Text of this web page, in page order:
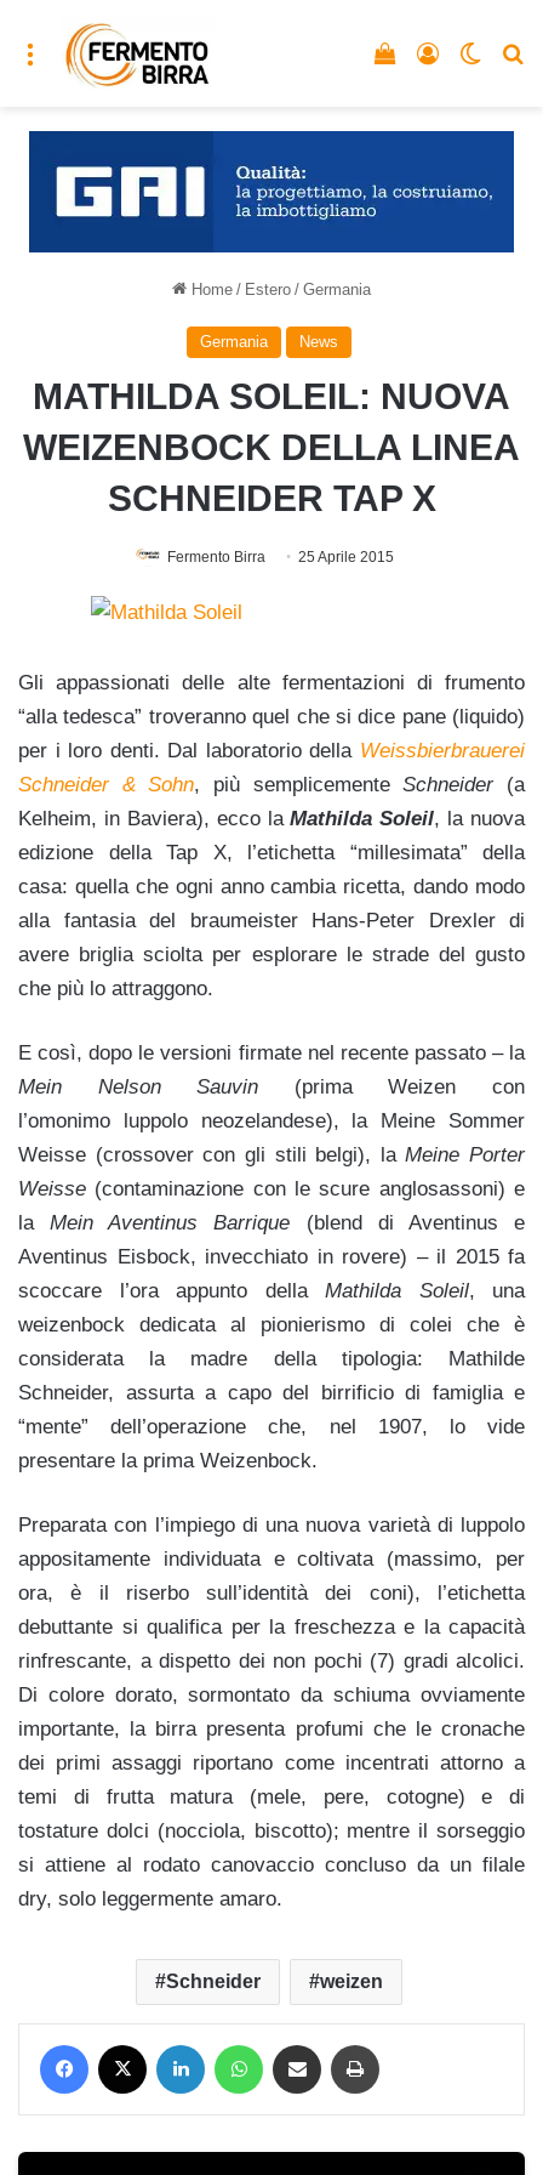
Menu Accedi
Vedi il carrello
Home / Estero / Germania
Germania News
MATHILDA SOLEIL: NUOVA
WEIZENBOCK DELLA LINEA
SCHNEIDER TAP X
Fermento Birra 25 Aprile 2015
Gli appassionati delle alte fermentazioni di frumento
“alla tedesca” troveranno quel che si dice pane (liquido)
per i loro denti. Dal laboratorio della Weissbierbrauerei
Schneider & Sohn, più semplicementeSchneider(a
Kelheim, in Baviera), ecco laMathilda Soleil, la nuova
edizione della Tap X, l’etichetta “millesimata” della
casa: quella che ogni anno cambia ricetta, dando modo
alla fantasia del braumeister Hans-Peter Drexler di
avere briglia sciolta per esplorare le strade del gusto
che più lo attraggono.
E così, dopo le versioni firmate nel recente passato – la
Mein Nelson Sauvin (prima Weizen con
l’omonimo luppolo neozelandese), la Meine Sommer
Weisse (crossover con gli stili belgi), laMeine Porter
Weisse (contaminazione con le scure anglosassoni) e
laMein Aventinus Barrique (blend di Aventinus e
Aventinus Eisbock, invecchiato in rovere) – il 2015 fa
scoccare l’ora appunto della Mathilda Soleil, una
weizenbock dedicata al pionierismo di colei che è
considerata la madre della tipologia: Mathilde
Schneider, assurta a capo del birrificio di famiglia e
“mente” dell’operazione che, nel 1907, lo vide
presentare la prima Weizenbock.
Preparata con l’impiego di una nuova varietà di luppolo
appositamente individuata e coltivata (massimo, per
ora, è il riserbo sull’identità dei coni), l’etichetta
debuttante si qualifica per la freschezza e la capacità
rinfrescante, a dispetto dei non pochi (7) gradi alcolici.
Di colore dorato, sormontato da schiuma ovviamente
importante, la birra presenta profumi che le cronache
dei primi assaggi riportano come incentrati attorno a
temi di frutta matura (mele, pere, cotogne) e di
tostature dolci (nocciola, biscotto); mentre il sorseggio
si attiene al rodato canovaccio concluso da un filale
dry, solo leggermente amaro.
Schneider weizen
Facebook LinkedIn WhatsApp Condividi via mail